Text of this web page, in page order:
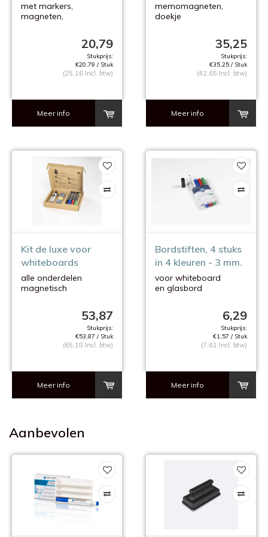
met markers,
magneten,
20,79
Stukprijs:
€20,79 / Stuk
(25,16 Incl. btw)
Meer info
memomagneten,
doekje
35,25
Stukprijs:
€35,25 / Stuk
(42,65 Incl. btw)
Meer info
Kit de luxe voor
whiteboards
alle onderdelen
magnetisch
53,87
Stukprijs:
€53,87 / Stuk
(65,18 Incl. btw)
Meer info
Bordstiften, 4 stuks
in 4 kleuren - 3 mm.
voor whiteboard
en glasbord
6,29
Stukprijs:
€1,57 / Stuk
(7,61 Incl. btw)
Meer info
Aanbevolen